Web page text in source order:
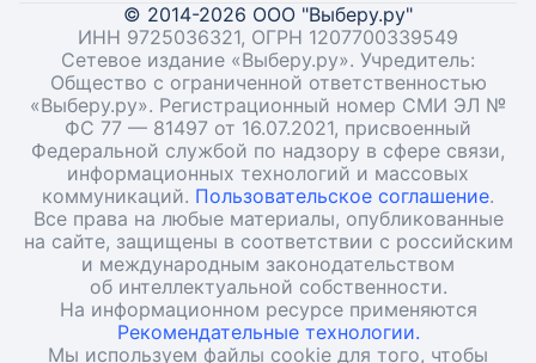
© 2014-2026 ООО "Выберу.ру"
ИНН 9725036321, ОГРН 1207700339549
Сетевое издание «Выберу.ру». Учредитель:
Общество с ограниченной ответственностью
«Выберу.ру». Регистрационный номер СМИ ЭЛ №
ФС 77 — 81497 от 16.07.2021, присвоенный
Федеральной службой по надзору в сфере связи,
информационных технологий и массовых
коммуникаций. Пользовательское соглашение.
Все права на любые материалы, опубликованные
на сайте, защищены в соответствии с российским
и международным законодательством
об интеллектуальной собственности.
На информационном ресурсе применяются
Рекомендательные технологии.
Мы используем файлы cookie для того, чтобы